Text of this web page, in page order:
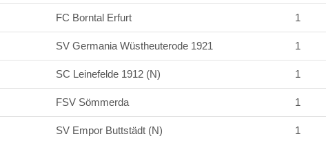
FC Borntal Erfurt 1
SV Germania Wüstheuterode 1921 1
SC Leinefelde 1912 (N) 1
FSV Sömmerda 1
SV Empor Buttstädt (N) 1